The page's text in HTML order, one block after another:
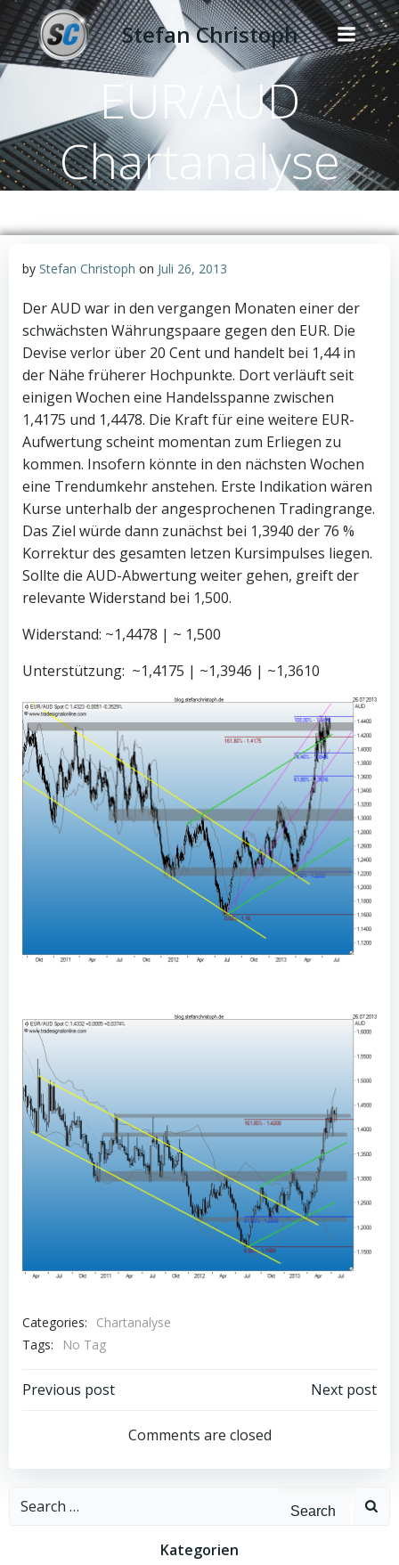
Zum
Inhalt
springen
Stefan Christoph
EUR/AUD
Chartanalyse
by Stefan Christoph on Juli 26, 2013
Der AUD war in den vergangen Monaten einer der
schwächsten Währungspaare gegen den EUR. Die
Devise verlor über 20 Cent und handelt bei 1,44 in
der Nähe früherer Hochpunkte. Dort verläuft seit
einigen Wochen eine Handelsspanne zwischen
1,4175 und 1,4478. Die Kraft für eine weitere EUR-
Aufwertung scheint momentan zum Erliegen zu
kommen. Insofern könnte in den nächsten Wochen
eine Trendumkehr anstehen. Erste Indikation wären
Kurse unterhalb der angesprochenen Tradingrange.
Das Ziel würde dann zunächst bei 1,3940 der 76 %
Korrektur des gesamten letzen Kursimpulses liegen.
Sollte die AUD-Abwertung weiter gehen, greift der
relevante Widerstand bei 1,500.
Widerstand: ~1,4478 | ~ 1,500
Unterstützung: ~1,4175 | ~1,3946 | ~1,3610
Categories:
Chartanalyse
Tags:
No Tag
Post
navigation
Previous post
navigation
Next post
Comments are closed
Search
Kategorien